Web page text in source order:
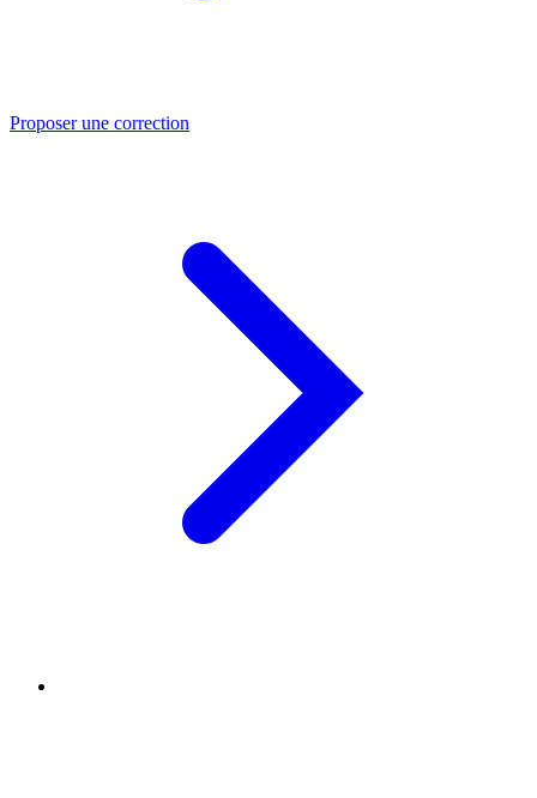
Proposer une correction